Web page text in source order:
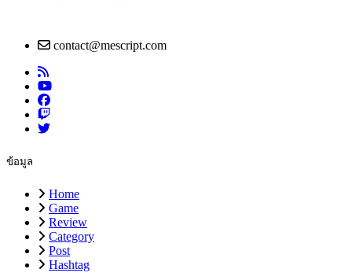
contact@mescript.com
ข้อมูล
Home
Game
Review
Category
Post
Hashtag